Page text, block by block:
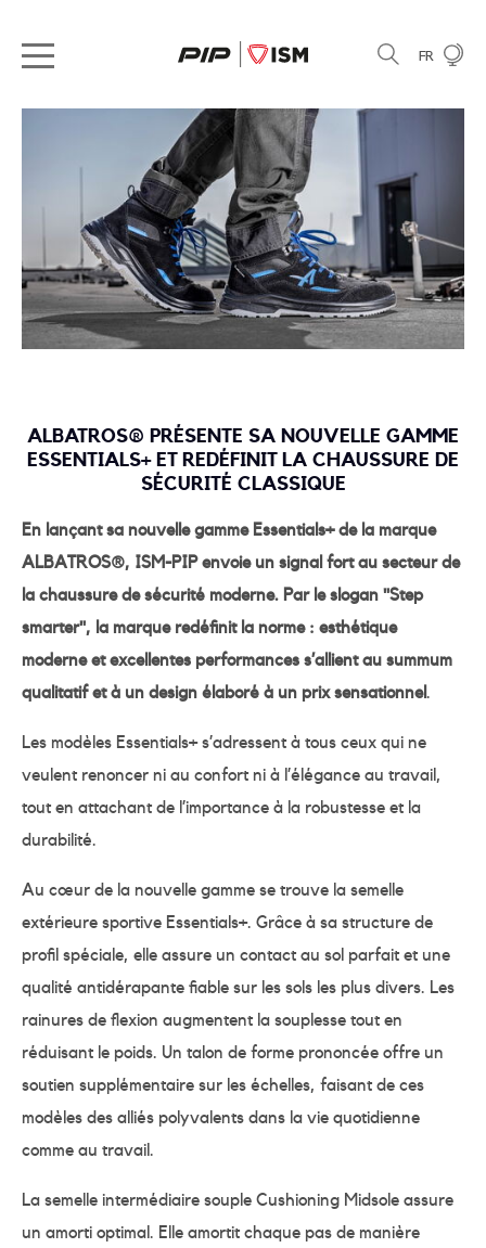
FR
ALBATROS® PRÉSENTE SA NOUVELLE GAMME
ESSENTIALS+ ET REDÉFINIT LA CHAUSSURE DE
SÉCURITÉ CLASSIQUE
En lançant sa nouvelle gamme Essentials+ de la marque
ALBATROS®, ISM-PIP envoie un signal fort au secteur de
la chaussure de sécurité moderne. Par le slogan "Step
smarter", la marque redéfinit la norme : esthétique
moderne et excellentes performances s’allient au summum
qualitatif et à un design élaboré à un prix sensationnel.
Les modèles Essentials+ s’adressent à tous ceux qui ne
veulent renoncer ni au confort ni à l’élégance au travail,
tout en attachant de l’importance à la robustesse et la
durabilité.
Au cœur de la nouvelle gamme se trouve la semelle
extérieure sportive Essentials+. Grâce à sa structure de
profil spéciale, elle assure un contact au sol parfait et une
qualité antidérapante fiable sur les sols les plus divers. Les
rainures de flexion augmentent la souplesse tout en
réduisant le poids. Un talon de forme prononcée offre un
soutien supplémentaire sur les échelles, faisant de ces
modèles des alliés polyvalents dans la vie quotidienne
comme au travail.
La semelle intermédiaire souple Cushioning Midsole assure
un amorti optimal. Elle amortit chaque pas de manière